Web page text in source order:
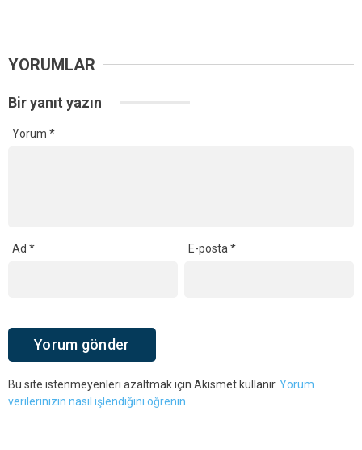
YORUMLAR
Bir yanıt yazın
Yorum *
Ad * E-posta*
Bu site istenmeyenleri azaltmak için Akismet kullanır. Yorum
verilerinizin nasıl işlendiğini öğrenin.